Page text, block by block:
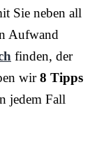
Sie neben all
Aufwand
finden, der
wir8 Tipps
jedem Fall